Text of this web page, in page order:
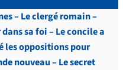
– Le clergé romain –
sa foi – Le concile a
les oppositions pour
nouveau – Le secret